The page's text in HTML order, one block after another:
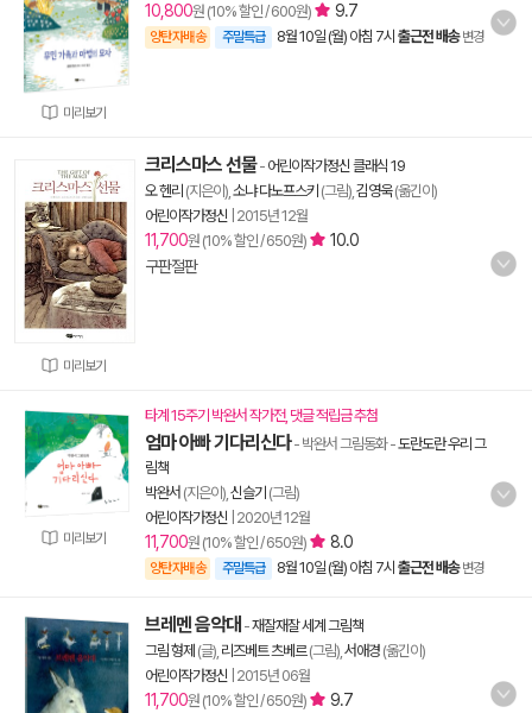
미리보기
10,800원 (10% 할인 / 600원) 9.7
양탄자배송 주말특급 8월 10일 (월) 아침 7시 출근전 배송 변경
미리보기
크리스마스 선물- 어린이작가정신 클래식 19
오 헨리 (지은이), 소냐 다노프스키 (그림), 김영욱(옮긴이)
어린이작가정신 2015년 12월
11,700원 (10% 할인 / 650원)
10.0
구판절판
미리보기
타계 15주기 박완서 작가전, 댓글 적립금 추첨
엄마 아빠 기다리신다- 박완서 그림동화-도란도란 우리 그
림책
박완서 (지은이), 신슬기 (그림)
어린이작가정신 2020년 12월
11,700원 (10% 할인 / 650원) 8.0
양탄자배송 주말특급 8월 10일 (월) 아침 7시 출근전 배송 변경
브레멘 음악대 -재잘재잘 세계 그림책
그림 형제 (글), 리즈베트 츠베르(그림), 서애경 (옮긴이)
어린이작가정신 2015년 06월
11,700원 (10% 할인 / 650원) 9.7